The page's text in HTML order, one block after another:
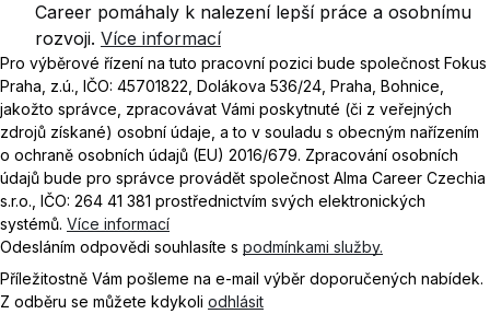
Career pomáhaly k nalezení lepší práce a osobnímu
rozvoji. Více informací
Pro výběrové řízení na tuto pracovní pozici bude společnost Fokus
Praha, z.ú., IČO: 45701822, Dolákova 536/24, Praha, Bohnice,
jakožto správce, zpracovávat Vámi poskytnuté (či z veřejných
zdrojů získané) osobní údaje, a to v souladu s obecným nařízením
o ochraně osobních údajů (EU) 2016/679. Zpracování osobních
údajů bude pro správce provádět společnost Alma Career Czechia
s.r.o., IČO: 264 41 381 prostřednictvím svých elektronických
systémů. Více informací
Odesláním odpovědi souhlasíte s podmínkami služby.
Příležitostně Vám pošleme na e-mail výběr doporučených nabídek.
Z odběru se můžete kdykoli odhlásit